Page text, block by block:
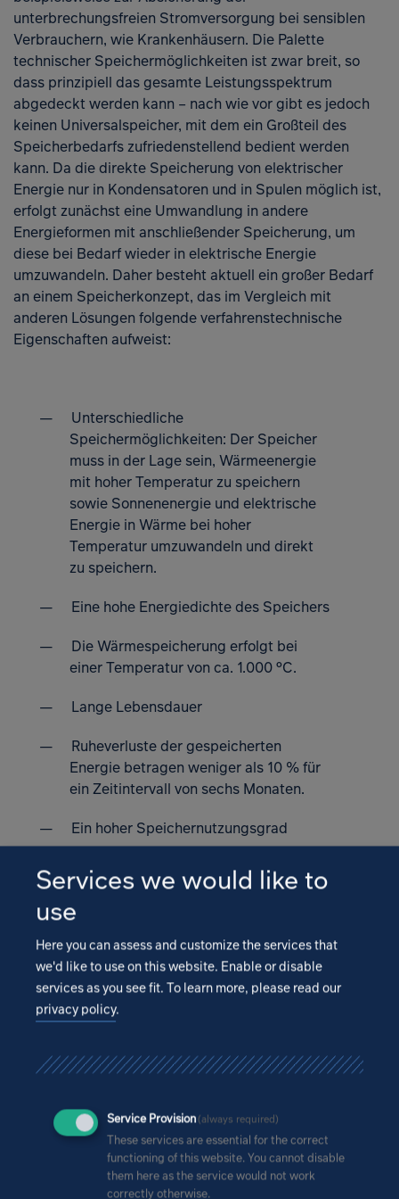
unterbrechungsfreien Stromversorgung bei sensiblen
Verbrauchern, wie Krankenhäusern. Die Palette
technischer Speichermöglichkeiten ist zwar breit, so
dass prinzipiell das gesamte Leistungsspektrum
abgedeckt werden kann – nach wie vor gibt es jedoch
keinen Universalspeicher, mit dem ein Großteil des
Speicherbedarfs zufriedenstellend bedient werden
kann. Da die direkte Speicherung von elektrischer
Energie nur in Kondensatoren und in Spulen möglich ist,
erfolgt zunächst eine Umwandlung in andere
Energieformen mit anschließender Speicherung, um
diese bei Bedarf wieder in elektrische Energie
umzuwandeln. Daher besteht aktuell ein großer Bedarf
an einem Speicherkonzept, das im Vergleich mit
anderen Lösungen folgende verfahrenstechnische
Eigenschaften aufweist:
Unterschiedliche
Speichermöglichkeiten: Der Speicher
muss in der Lage sein, Wärmeenergie
mit hoher Temperatur zu speichern
sowie Sonnenenergie und elektrische
Energie in Wärme bei hoher
Temperatur umzuwandeln und direkt
zu speichern.
Eine hohe Energiedichte des Speichers
Die Wärmespeicherung erfolgt bei
einer Temperatur von ca. 1.000 °C.
Lange Lebensdauer
Ruheverluste der gespeicherten
Energie betragen weniger als 10 % für
ein Zeitintervall von sechs Monaten.
Ein hoher Speichernutzungsgrad
Geringe Investitions- und
Betriebskosten inklusive
Wartungsaufwand bei gleichzeitig
zur Gewährleistung einer hohen
Wirtschaftlichkeit
Neue Lösungen dringend
erforderlich
Services we would like to
use
Here you can assess and customize the services that
we'd like to use on this website. Enable or disable
services as you see fit. To learn more, please read our
privacy policy.
Service Provision(always required)
These services are essential for the correct
functioning of this website. You cannot disable
them here as the service would not work
correctly otherwise.